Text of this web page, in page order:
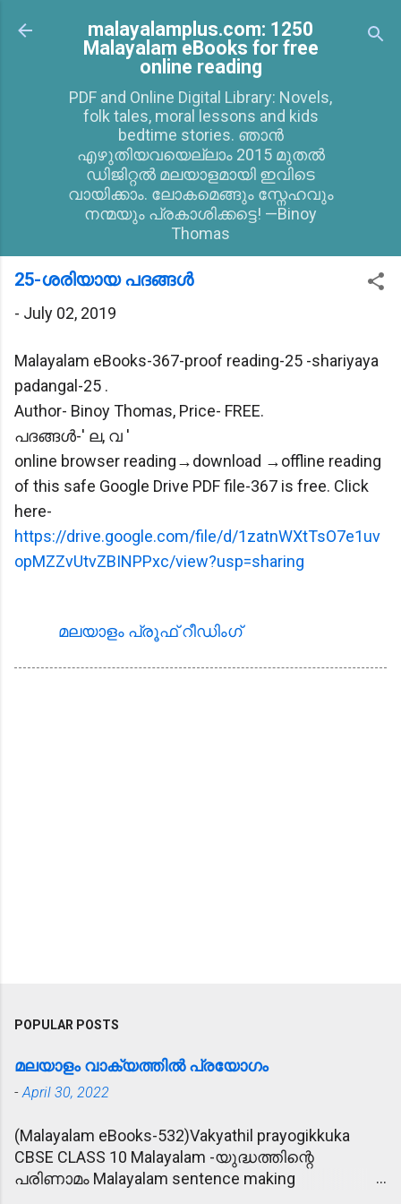
Skip to main content
malayalamplus.com: 1250
Malayalam eBooks for free
online reading
PDF and Online Digital Library: Novels,
folk tales, moral lessons and kids
bedtime stories. ഞാൻ
എഴുതിയവയെല്ലാം 2015 മുതൽ
ഡിജിറ്റൽ മലയാളമായി ഇവിടെ
വായിക്കാം. ലോകമെങ്ങും സ്നേഹവും
നന്മയും പ്രകാശിക്കട്ടെ! —Binoy
Thomas
25-ശരിയായ പദങ്ങള്‍
- July 02, 2019
Malayalam eBooks-367-proof reading-25 -shariyaya
padangal-25 .
Author- Binoy Thomas, Price- FREE.
പദങ്ങള്‍-' ല, വ '
online browser reading→download →offline reading
of this safe Google Drive PDF file-367 is free. Click
here-
https://drive.google.com/file/d/1zatnWXtTsO7e1uv
opMZZvUtvZBINPPxc/view?usp=sharing
മലയാളം പ്രൂഫ്‌ റീഡിംഗ്
POPULAR POSTS
മലയാളം വാക്യത്തിൽ പ്രയോഗം
-April 30, 2022
(Malayalam eBooks-532)Vakyathil prayogikkuka
CBSE CLASS 10 Malayalam -യുദ്ധത്തിന്റെ
പരിണാമം Malayalam sentence making